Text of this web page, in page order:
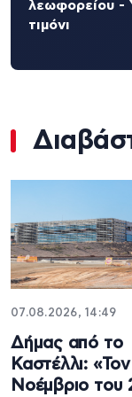
λεωφορείου -
τιμόνι
07.08.2026, 14:49
Δήμας από το
Καστέλλι: «Τον
Νοέμβριο του